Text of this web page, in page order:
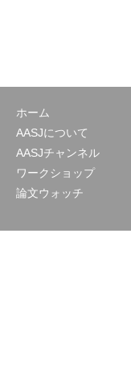
ホーム
AASJについて
AASJチャンネル
ワークショップ
論文ウォッチ